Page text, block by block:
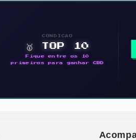
CONDIÇÃO
🥇 TOP 10
Fique entre os 10
primeiros para ganhar CBD